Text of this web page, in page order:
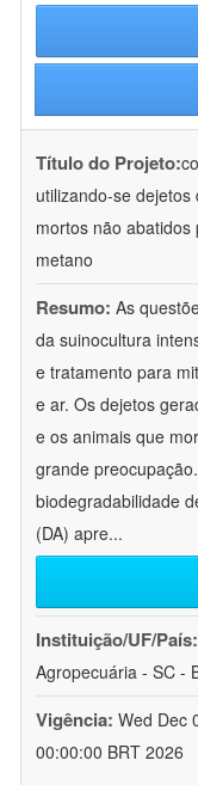
Título do Projeto:
utilizando-se
mortos não
metano
Resumo: As
da suinocultura
e tratamento para
e ar. Os dejetos
e os animais que
grande
biodegradabilidade
(DA) apre...
Instituição/UF/País:
Agropecuária - SC -
Vigência: Wed Dec
00:00:00 BRT 2026